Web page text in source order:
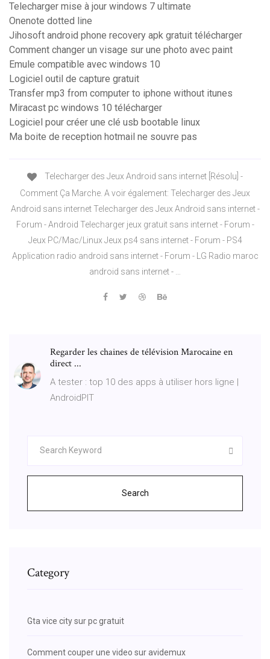
Telecharger mise à jour windows 7 ultimate
Onenote dotted line
Jihosoft android phone recovery apk gratuit télécharger
Comment changer un visage sur une photo avec paint
Emule compatible avec windows 10
Logiciel outil de capture gratuit
Transfer mp3 from computer to iphone without itunes
Miracast pc windows 10 télécharger
Logiciel pour créer une clé usb bootable linux
Ma boite de reception hotmail ne souvre pas
Telecharger des Jeux Android sans internet [Résolu] -
Comment Ça Marche. A voir également: Telecharger des Jeux
Android sans internet Telecharger des Jeux Android sans internet -
Forum - Android Telecharger jeux gratuit sans internet - Forum -
Jeux PC/Mac/Linux Jeux ps4 sans internet - Forum - PS4
Application radio android sans internet - Forum - LG Radio maroc
android sans internet - …
Regarder les chaines de télévision Marocaine en
direct ...
A tester : top 10 des apps à utiliser hors ligne |
AndroidPIT
Search
Category
Gta vice city sur pc gratuit
Comment couper une video sur avidemux